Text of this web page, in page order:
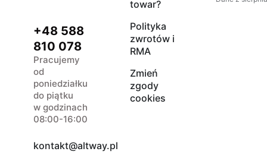
+48 588
810 078
Pracujemy
od
poniedziałku
do piątku
w godzinach
08:00-16:00
kontakt@altway.pl
towar?
Polityka
zwrotów i
RMA
Zmień
zgody
cookies